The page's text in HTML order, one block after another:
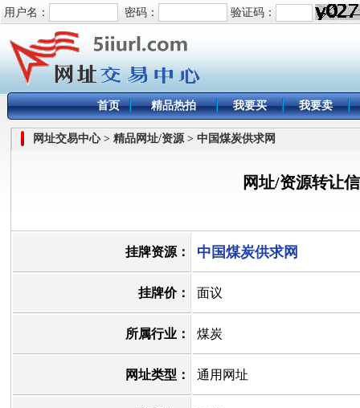
用户名： 密码： 验证码：
首页 精品热拍 我要买 我要卖
网址交易中心 > 精品网址/资源 > 中国煤炭供求网
网址/资源转让
挂牌资源： 中国煤炭供求网
挂牌价： 面议
所属行业： 煤炭
网址类型： 通用网址